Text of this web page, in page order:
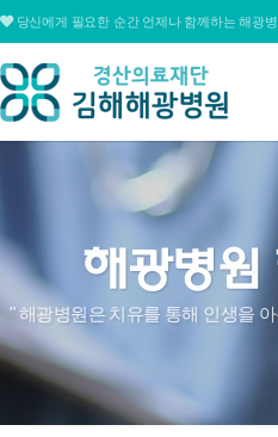
당신에게 필요한 순간 언제나 함께하는 해광병
대표전화
055.311.1678
평일
09:00 ~ 12:30 / 13:30 ~
토요일09:00 ~ 15:00
" 해광병원은 치유를 통해 인생을